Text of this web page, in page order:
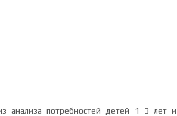
анализа потребностей детей 1–3 лет и